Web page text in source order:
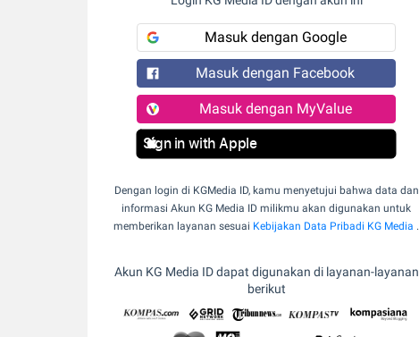
Masuk dengan Google
Masuk dengan Facebook
Masuk dengan MyValue
Sign in with Apple
Dengan login di KGMedia ID, kamu menyetujui bahwa data dan
informasi Akun KG Media ID milikmu akan digunakan untuk
memberikan layanan sesuai Kebijakan Data Pribadi KG Media .
Akun KG Media ID dapat digunakan di layanan-layanan
berikut